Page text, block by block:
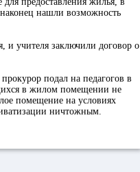
нашли возможность
и учителя заключили договор о
подал на педагогов в
в жилом помещении не
помещение на условиях
ничтожным.